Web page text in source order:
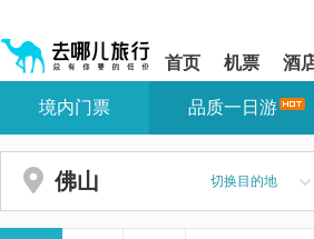
shift+enter
网
导
盲
您
站
区,
本
首页 机票 酒
您
站
区
境内门票 品质一日游
佛山 切换目的地